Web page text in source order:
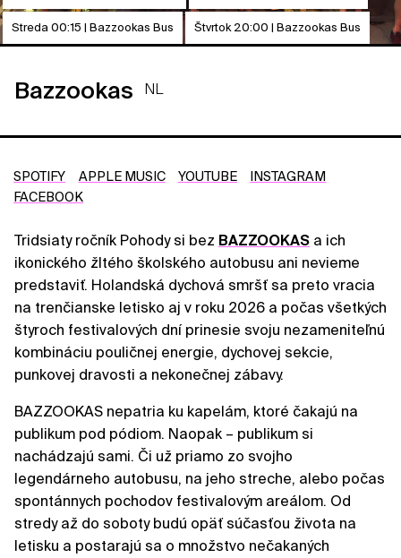
Streda 00:15 | Bazzookas Bus Štvrtok 20:00 | Bazzookas Bus
Bazzookas NL
SPOTIFY APPLE MUSIC YOUTUBE
INSTAGRAM
FACEBOOK
Tridsiaty ročník Pohody si bez BAZZOOKAS a ich
ikonického žltého školského autobusu ani nevieme
predstaviť. Holandská dychová smršť sa preto vracia
na trenčianske letisko aj v roku 2026 a počas všetkých
štyroch festivalových dní prinesie svoju nezameniteľnú
kombináciu pouličnej energie, dychovej sekcie,
punkovej dravosti a nekonečnej zábavy.
BAZZOOKAS nepatria ku kapelám, ktoré čakajú na
publikum pod pódiom. Naopak – publikum si
nachádzajú sami. Či už priamo zo svojho
legendárneho autobusu, na jeho streche, alebo počas
spontánnych pochodov festivalovým areálom. Od
stredy až do soboty budú opäť súčasťou života na
letisku a postarajú sa o množstvo nečakaných